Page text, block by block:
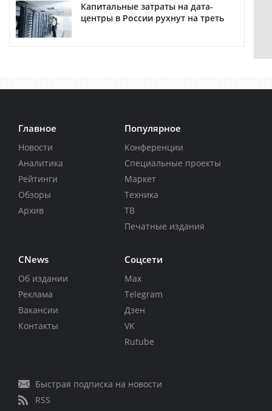
Капитальные затраты на дата-
центры в России рухнут на треть
Главное
Новости
Аналитика
Рейтинги
Обзоры
Архив
Популярное
Конференции
Специальные проекты
Маркет
Техника
ТВ
Печатные издания
CNews
Об издании
Реклама
Вакансии
Контакты
Соцсети
Max
Telegram
Дзен
VK
Rutube
Быстрая подписка на новости
RSS